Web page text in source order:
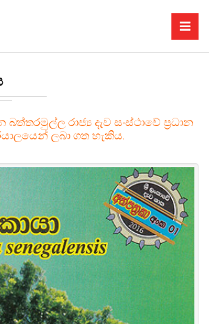
රාජ්‍ය දැව සංස්ථාවේ ප්‍රධාන
ලබා ගත හැකිය.